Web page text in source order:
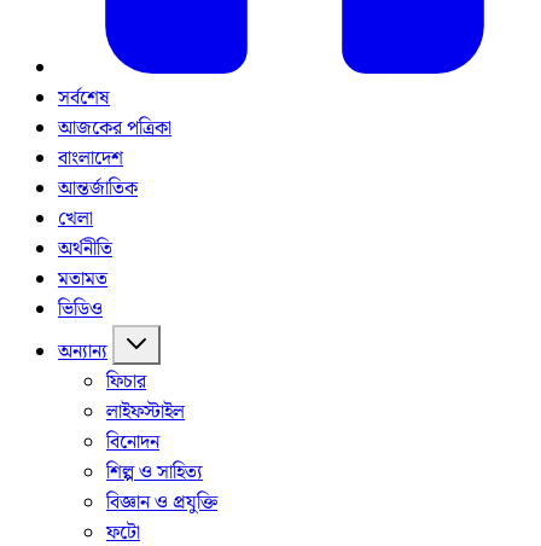
সর্বশেষ
আজকের পত্রিকা
বাংলাদেশ
আন্তর্জাতিক
খেলা
অর্থনীতি
মতামত
ভিডিও
অন্যান্য
ফিচার
লাইফস্টাইল
বিনোদন
শিল্প ও সাহিত্য
বিজ্ঞান ও প্রযুক্তি
ফটো